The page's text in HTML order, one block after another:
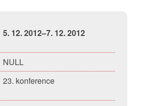
5. 12. 2012–7. 12. 2012
NULL
23. konference